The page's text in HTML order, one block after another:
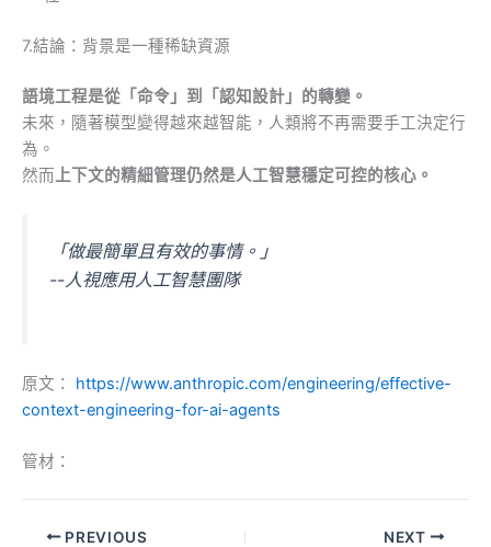
7.結論：背景是一種稀缺資源
語境工程是從「命令」到「認知設計」的轉變。
未來，隨著模型變得越來越智能，人類將不再需要手工決定行
為。
然而上下文的精細管理仍然是人工智慧穩定可控的核心。
「做最簡單且有效的事情。」
--人視應用人工智慧團隊
原文： https://www.anthropic.com/engineering/effective-
context-engineering-for-ai-agents
管材：
PREVIOUS NEXT